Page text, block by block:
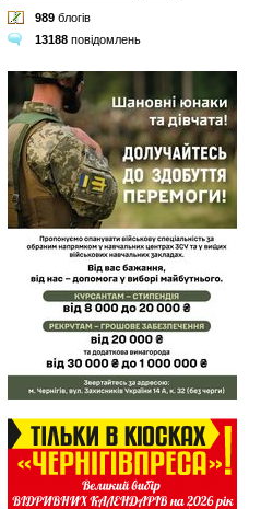
989 блогів
13188 повідомлень